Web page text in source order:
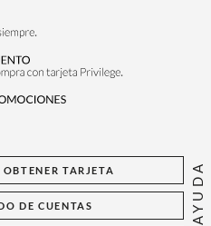
AYUDA
TARJETA
DE CUENTAS